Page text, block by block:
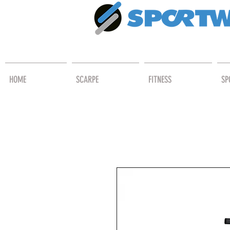
HOME SCARPE FITNESS